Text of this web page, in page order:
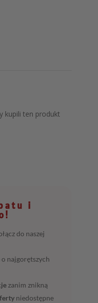
kupili ten produkt
i
do naszej
o najgorętszych
zanim znikną
niedostępne